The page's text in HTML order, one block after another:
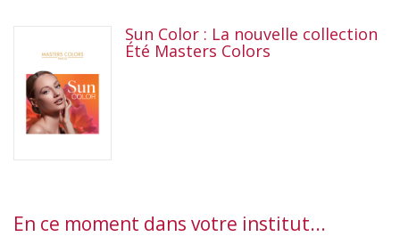
Sun Color : La nouvelle collection
Été Masters Colors
En ce moment dans votre institut...